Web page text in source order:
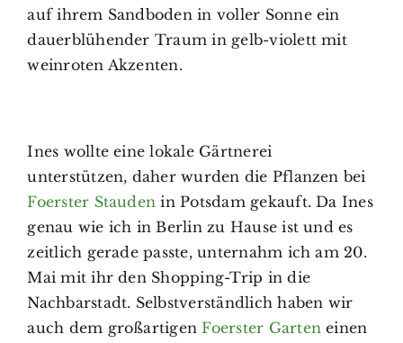
auf ihrem Sandboden in voller Sonne ein
dauerblühender Traum in gelb-violett mit
weinroten Akzenten.
Ines wollte eine lokale Gärtnerei
unterstützen, daher wurden die Pflanzen bei
Foerster Stauden in Potsdam gekauft. Da Ines
genau wie ich in Berlin zu Hause ist und es
zeitlich gerade passte, unternahm ich am 20.
Mai mit ihr den Shopping-Trip in die
Nachbarstadt. Selbstverständlich haben wir
auch dem großartigenFoerster Garten einen